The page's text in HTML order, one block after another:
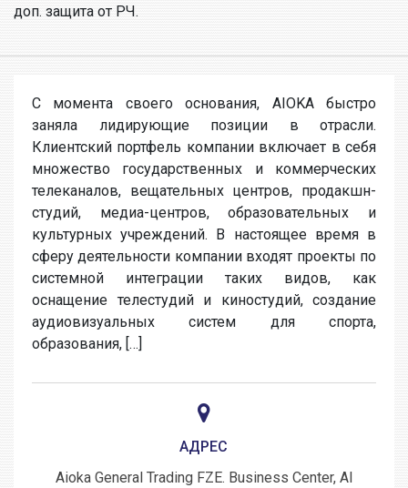
доп. защита от РЧ.
С момента своего основания, AIOKA быстро
заняла лидирующие позиции в отрасли.
Клиентский портфель компании включает в себя
множество государственных и коммерческих
телеканалов, вещательных центров, продакшн-
студий, медиа-центров, образовательных и
культурных учреждений. В настоящее время в
сферу деятельности компании входят проекты по
системной интеграции таких видов, как
оснащение телестудий и киностудий, создание
аудиовизуальных систем для спорта,
образования, […]
АДРЕС
Aioka General Trading FZE. Business Center, Al